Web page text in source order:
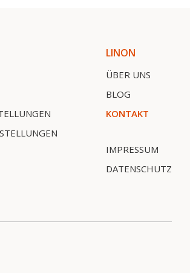
LINON
ÜBER UNS
BLOG
KONTAKT
IMPRESSUM
DATENSCHUTZ